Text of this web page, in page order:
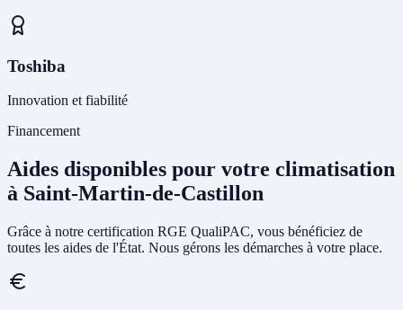
Toshiba
Innovation et fiabilité
Financement
Aides disponibles pour votre climatisation
à Saint-Martin-de-Castillon
Grâce à notre certification RGE QualiPAC, vous bénéficiez de
toutes les aides de l'État. Nous gérons les démarches à votre place.